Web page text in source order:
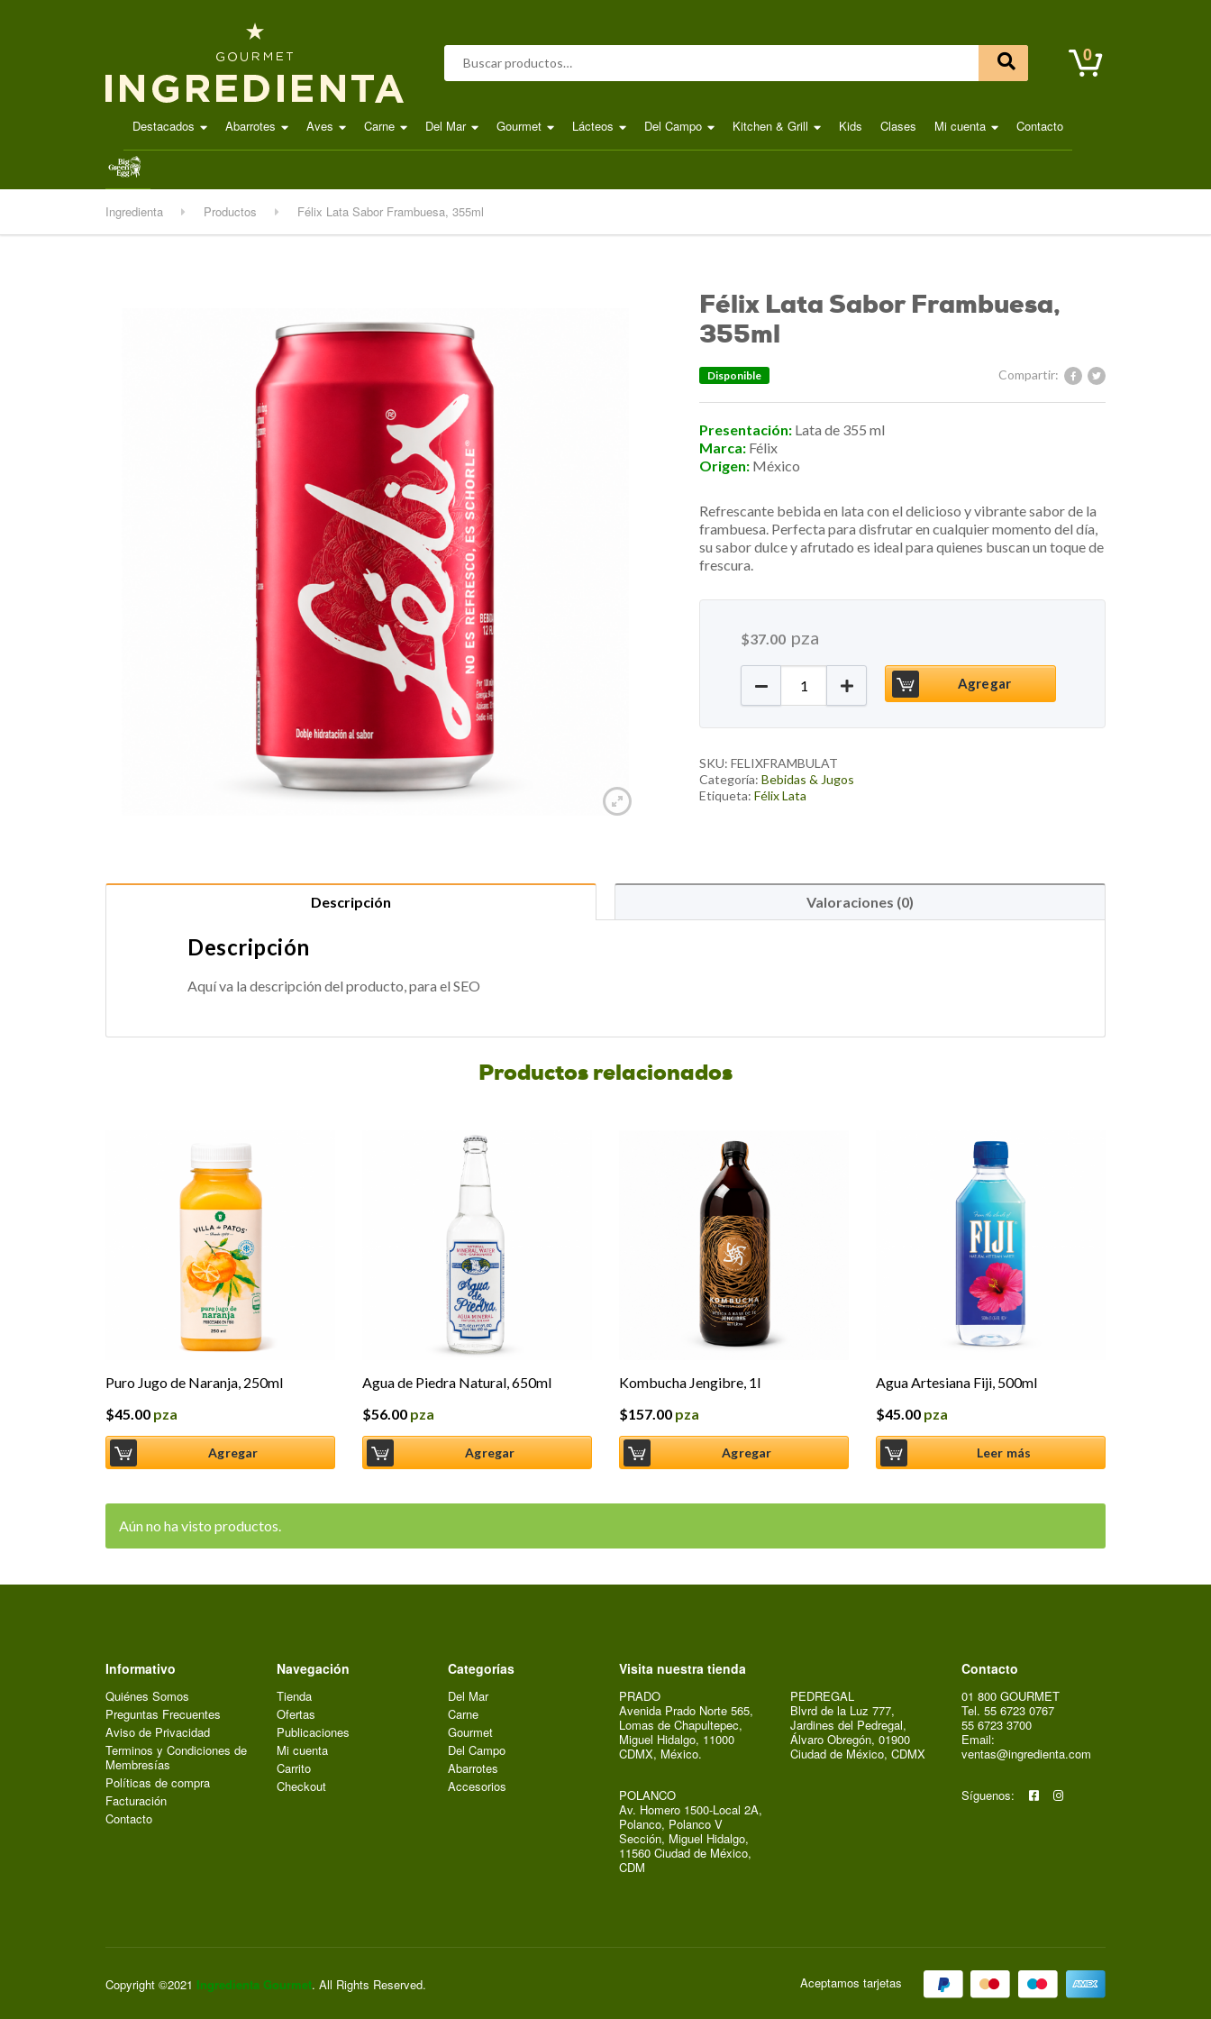
Buscar por: 0
Destacados Abarrotes Aves Carne Del Mar Gourmet Lácteos Del Campo Kitchen & Grill Kids Clases Mi cuenta Contacto
.
Ingredienta Productos Félix Lata Sabor Frambuesa, 355ml
Félix Lata Sabor Frambuesa,
355ml
Compartir:
Disponible
Presentación: Lata de 355 ml
Marca: Félix
Origen: México
Refrescante bebida en lata con el delicioso y vibrante sabor de la
frambuesa. Perfecta para disfrutar en cualquier momento del día,
su sabor dulce y afrutado es ideal para quienes buscan un toque de
frescura.
$37.00 pza
Félix Lata Sabor Frambuesa, 355ml cantidad
Agregar
SKU:FELIXFRAMBULAT
Categoría:Bebidas & Jugos
Etiqueta:Félix Lata
Descripción Valoraciones (0)
Descripción
Aquí va la descripción del producto, para el SEO
Productos relacionados
Puro Jugo de Naranja, 250ml
$45.00 pza
Agregar
Agua de Piedra Natural, 650ml
$56.00 pza
Agregar
Kombucha Jengibre, 1l
$157.00 pza
Agregar
Agua Artesiana Fiji, 500ml
$45.00 pza
Leer más
Aún no ha visto productos.
Informativo
Quiénes Somos
Preguntas Frecuentes
Aviso de Privacidad
Terminos y Condiciones de
Membresías
Políticas de compra
Facturación
Contacto
Navegación
Tienda
Ofertas
Publicaciones
Mi cuenta
Carrito
Checkout
Categorías
Del Mar
Carne
Gourmet
Del Campo
Abarrotes
Accesorios
Visita nuestra tienda
PRADO
Avenida Prado Norte 565,
Lomas de Chapultepec,
Miguel Hidalgo, 11000
CDMX, México.
POLANCO
Av. Homero 1500-Local 2A,
Polanco, Polanco V
Sección, Miguel Hidalgo,
11560 Ciudad de México,
CDM
PEDREGAL
Blvrd de la Luz 777,
Jardines del Pedregal,
Álvaro Obregón, 01900
Ciudad de México, CDMX
Contacto
01 800 GOURMET
Tel. 55 6723 0767
55 6723 3700
Email:
ventas@ingredienta.com
Síguenos:
Copyright ©2021 Ingredienta Gourmet. All Rights Reserved. Aceptamos tarjetas